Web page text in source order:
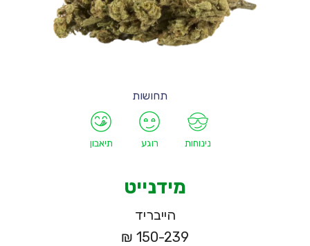
תחושות
נינוחות רוגע תיאבון
מידנייט
הייבריד
150-239 ₪